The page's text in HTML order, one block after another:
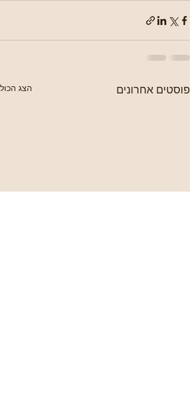
פוסטים אחרונים הצג הכול